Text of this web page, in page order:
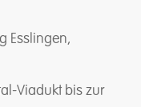
Esslingen,
Viadukt bis zur